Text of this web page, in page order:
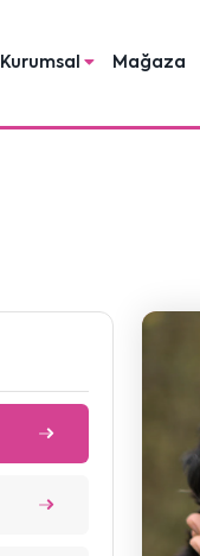
Kurumsal Mağaza